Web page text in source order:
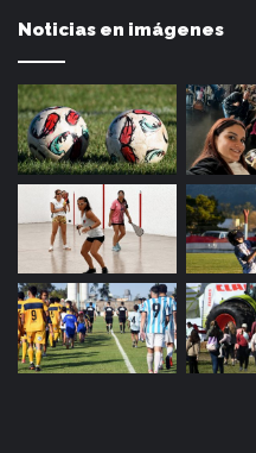
Noticias en imágenes